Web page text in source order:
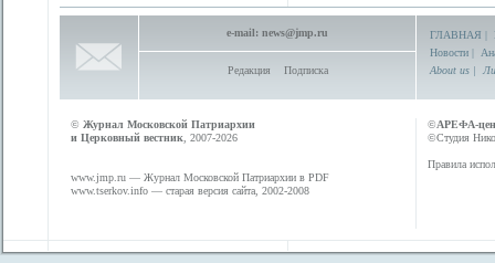
e-mail: news@jmp.ru
Редакция Подписка
ГЛАВНАЯ |
Новости |
About us |
© Журнал Московской Патриархии
и Церковный вестник , 2007-2026
www.jmp.ru — Журнал Московской Патриархии в PDF
www.tserkov.info — старая версия сайта, 2002-2008
©АРЕФА-
©Студия
Правила